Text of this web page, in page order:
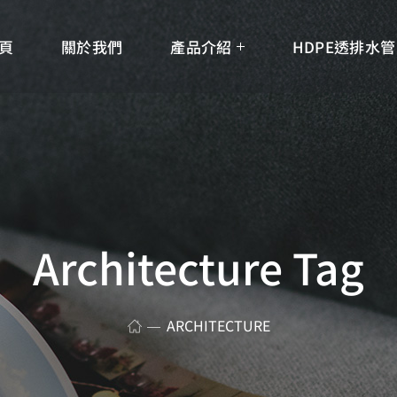
關於我們 產品介紹 HDPE透排水管
Architecture Tag
ARCHITECTURE